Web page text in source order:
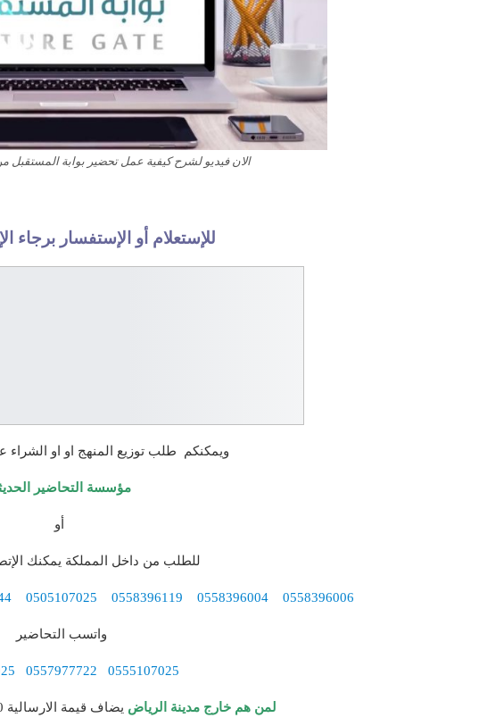
الان فيديو لشرح كيفية عمل تحضير بوابة المستقبل
للإستعلام أو الإستفسار برجاء
ويمكنكم طلب توزيع المنهج او او
مؤسسة التحاضير
أو
للطلب من داخل المملكة يمكنك
0558396006
0558396004
0558396119
0505107025
واتسب التحاضير
0555107025
0557977722
لمن هم خارج مدينة الرياض يضاف قيمة الارسالية 50 ريال للفيدكس المستعجل